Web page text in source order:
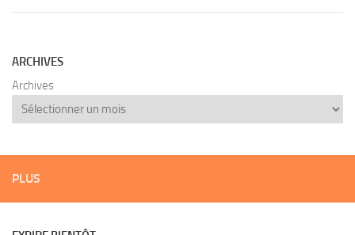
ARCHIVES
Archives
PLUS